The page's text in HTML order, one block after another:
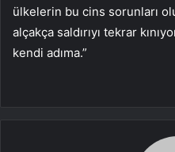
ülkelerin bu cins sorunları
alçakça saldırıyı tekrar
kendi adıma.”